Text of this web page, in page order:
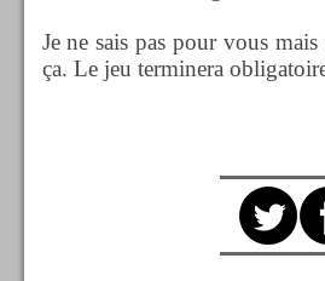
Je ne sais pas pour vous
ça. Le jeu terminera